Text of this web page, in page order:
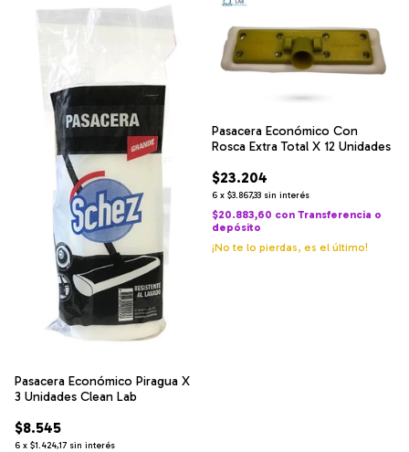
Pasacera Económico Piragua X
3 Unidades Clean Lab
$8.545
6 x $1.424,17 sin interés
Pasacera Económico Con
Rosca Extra Total X 12 Unidades
$23.204
6 x $3.867,33 sin interés
$20.883,60 con Transferencia o
depósito
¡No te lo pierdas, es el último!